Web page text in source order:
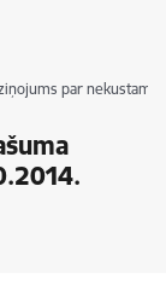
par nekustamā